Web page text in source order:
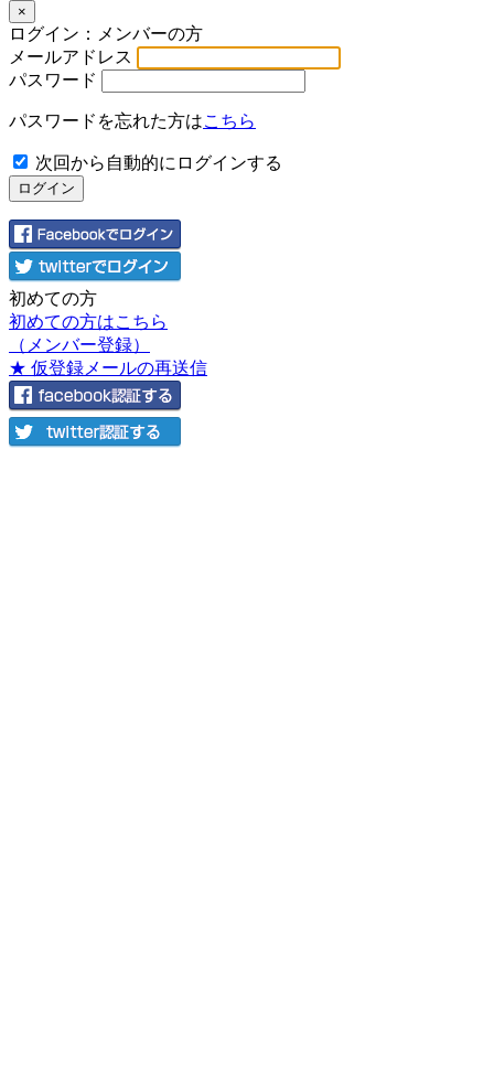
×
ログイン：メンバーの方
メールアドレス
パスワード
パスワードを忘れた方はこちら
次回から自動的にログインする
初めての方
初めての方はこちら
（メンバー登録）
★ 仮登録メールの再送信